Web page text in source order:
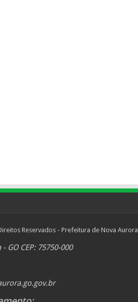
Reservados - Prefeitura de Nova Aurora
GO CEP: 75750-000